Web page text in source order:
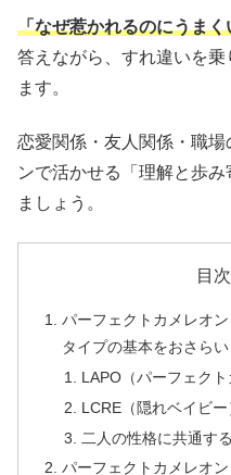
「なぜ惹かれるのにうま
答えながら、すれ違いを
ます。
恋愛関係・友人関係・職
ンで活かせる「理解と歩
ましょう。
目次
パーフェクトカメレオ
タイプの基本をおさらい
LAPO（パーフェク
LCRE（隠れベイビ
二人の性格に共通す
パーフェクトカメレオ